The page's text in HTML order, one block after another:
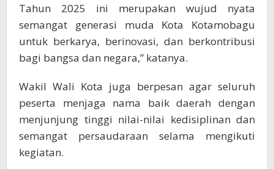
Tahun 2025 ini merupakan wujud nyata
semangat generasi muda Kota Kotamobagu
untuk berkarya, berinovasi, dan berkontribusi
bagi bangsa dan negara,” katanya.
Wakil Wali Kota juga berpesan agar seluruh
peserta menjaga nama baik daerah dengan
menjunjung tinggi nilai-nilai kedisiplinan dan
semangat persaudaraan selama mengikuti
kegiatan.